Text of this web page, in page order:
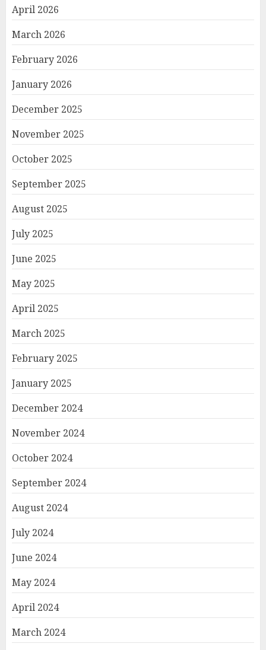
April 2026
March 2026
February 2026
January 2026
December 2025
November 2025
October 2025
September 2025
August 2025
July 2025
June 2025
May 2025
April 2025
March 2025
February 2025
January 2025
December 2024
November 2024
October 2024
September 2024
August 2024
July 2024
June 2024
May 2024
April 2024
March 2024